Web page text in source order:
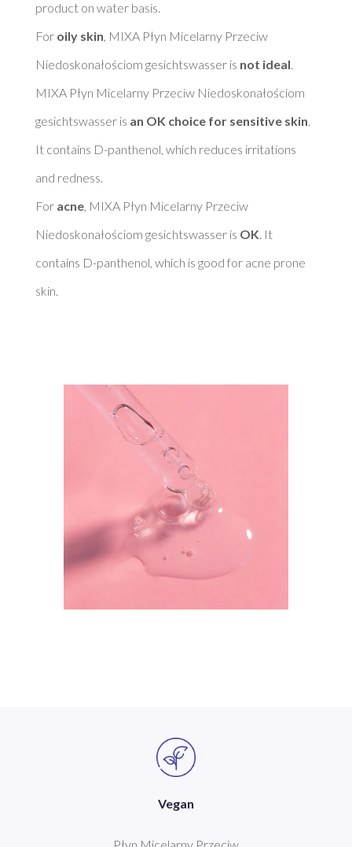
product on water basis.
For oily skin , MIXA Płyn Micelarny Przeciw
Niedoskonałościom gesichtswasser is not ideal
MIXA Płyn Micelarny Przeciw Niedoskonałościom
gesichtswasser is an OK choice for sensitive skin
It contains D-panthenol, which reduces irritations
and redness.
For acne, MIXA Płyn Micelarny Przeciw
Niedoskonałościom gesichtswasser is OK . It
contains D-panthenol, which is good for acne prone
Vegan